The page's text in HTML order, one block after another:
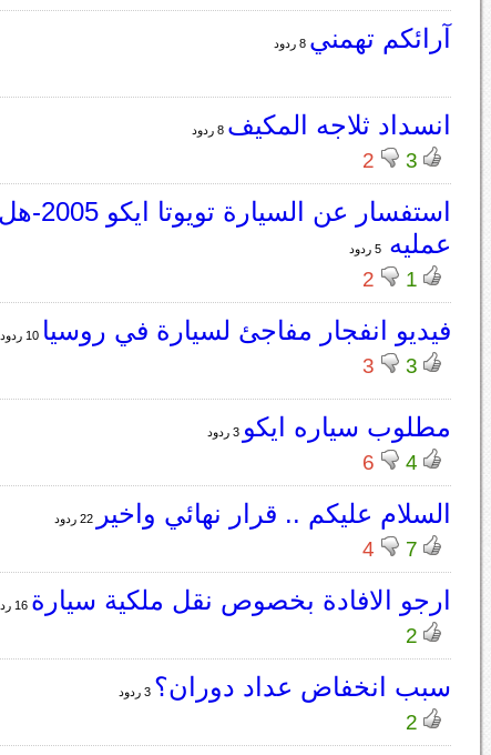
آرائكم تهمني 8 ردود
انسداد ثلاجه المكيف 8 ردود
3
2
استفسار
عمليه5 ردود
1
2
فيديو انفجار مفاجئ لسيارة في روسيا 10 ردود
3
3
مطلوب سياره ايكو 3 ردود
4
6
السلام عليكم .. قرار نهائي واخير 22 ردود
7
4
ارجو الافادة بخصوص نقل ملكية سيارة 16 ردود
2
سبب انخفاض عداد دوران؟ 3 ردود
2